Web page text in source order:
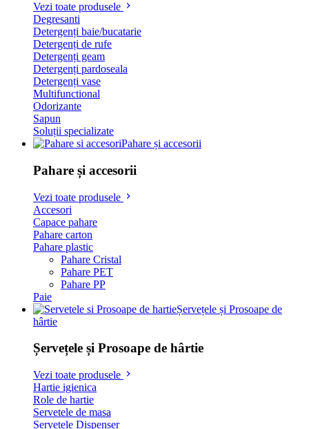
Vezi toate produsele
Degresanti
Detergenți baie/bucatarie
Detergenți de rufe
Detergenți geam
Detergenți pardoseala
Detergenți vase
Multifunctional
Odorizante
Sapun
Soluții specializate
Pahare și accesorii
Pahare și accesorii
Vezi toate produsele
Accesori
Capace pahare
Pahare carton
Pahare plastic
Pahare Cristal
Pahare PET
Pahare PP
Paie
Șervețele și Prosoape de
hârtie
Șervețele și Prosoape de hârtie
Vezi toate produsele
Hartie igienica
Role de hartie
Servetele de masa
Servetele Dispenser